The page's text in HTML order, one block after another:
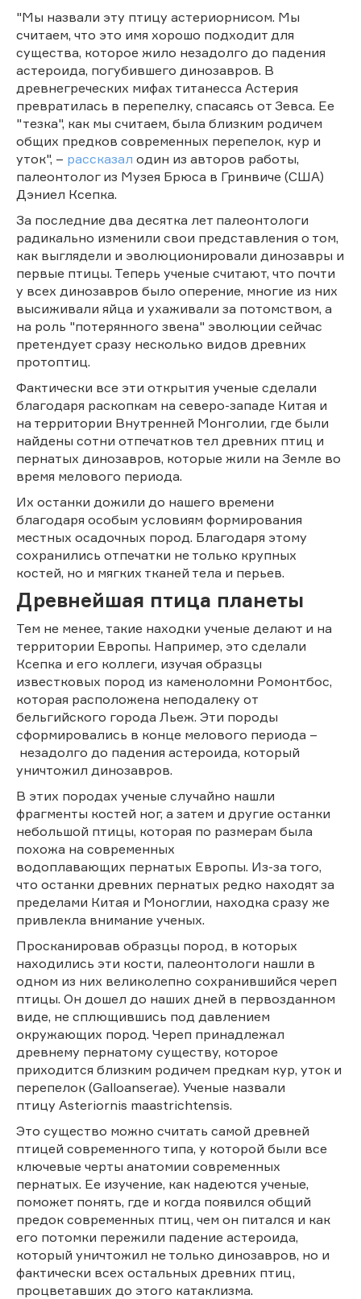
"Мы назвали эту птицу астериорнисом. Мы
считаем, что это имя хорошо подходит для
существа, которое жило незадолго до падения
астероида, погубившего динозавров. В
древнегреческих мифах титанесса Астерия
превратилась в перепелку, спасаясь от Зевса. Ее
"тезка", как мы считаем, была близким родичем
общих предков современных перепелок, кур и
уток", – рассказал один из авторов работы,
палеонтолог из Музея Брюса в Гринвиче (США)
Дэниел Ксепка.
За последние два десятка лет палеонтологи
радикально изменили свои представления о том,
как выглядели и эволюционировали динозавры и
первые птицы. Теперь ученые считают, что почти
у всех динозавров было оперение, многие из них
высиживали яйца и ухаживали за потомством, а
на роль "потерянного звена" эволюции сейчас
претендует сразу несколько видов древних
протоптиц.
Фактически все эти открытия ученые сделали
благодаря раскопкам на северо-западе Китая и
на территории Внутренней Монголии, где были
найдены сотни отпечатков тел древних птиц и
пернатых динозавров, которые жили на Земле во
время мелового периода.
Их останки дожили до нашего времени
благодаря особым условиям формирования
местных осадочных пород. Благодаря этому
сохранились отпечатки не только крупных
костей, но и мягких тканей тела и перьев.
Древнейшая птица планеты
Тем не менее, такие находки ученые делают и на
территории Европы. Например, это сделали
Ксепка и его коллеги, изучая образцы
известковых пород из каменоломни Ромонтбос,
которая расположена неподалеку от
бельгийского города Льеж. Эти породы
сформировались в конце мелового периода –
незадолго до падения астероида, который
уничтожил динозавров.
В этих породах ученые случайно нашли
фрагменты костей ног, а затем и другие останки
небольшой птицы, которая по размерам была
похожа на современных
водоплавающих пернатых Европы. Из-за того,
что останки древних пернатых редко находят за
пределами Китая и Моноглии, находка сразу же
привлекла внимание ученых.
Просканировав образцы пород, в которых
находились эти кости, палеонтологи нашли в
одном из них великолепно сохранившийся череп
птицы. Он дошел до наших дней в первозданном
виде, не сплющившись под давлением
окружающих пород. Череп принадлежал
древнему пернатому существу, которое
приходится близким родичем предкам кур, уток и
перепелок (Galloanserae). Ученые назвали
птицу Asteriornis maastrichtensis.
Это существо можно считать самой древней
птицей современного типа, у которой были все
ключевые черты анатомии современных
пернатых. Ее изучение, как надеются ученые,
поможет понять, где и когда появился общий
предок современных птиц, чем он питался и как
его потомки пережили падение астероида,
который уничтожил не только динозавров, но и
фактически всех остальных древних птиц,
процветавших до этого катаклизма.